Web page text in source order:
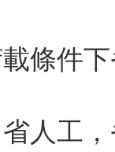
條件
省人